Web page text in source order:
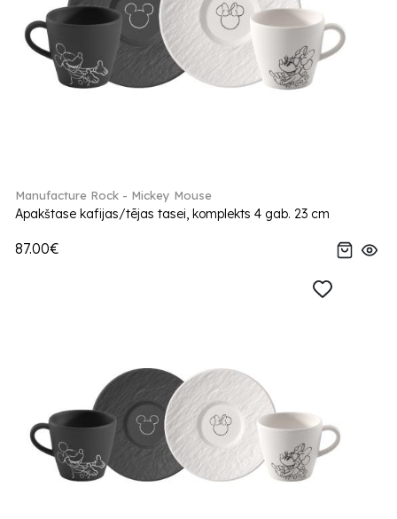
Manufacture Rock - Mickey Mouse
Apakštase kafijas/tējas tasei, komplekts 4 gab. 23 cm
87.00€